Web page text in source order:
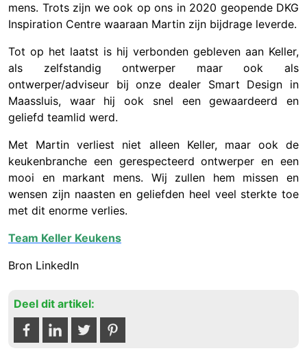
mens. Trots zijn we ook op ons in 2020 geopende DKG
Inspiration Centre waaraan Martin zijn bijdrage leverde.
Tot op het laatst is hij verbonden gebleven aan Keller,
als zelfstandig ontwerper maar ook als
ontwerper/adviseur bij onze dealer Smart Design in
Maassluis, waar hij ook snel een gewaardeerd en
geliefd teamlid werd.
Met Martin verliest niet alleen Keller, maar ook de
keukenbranche een gerespecteerd ontwerper en een
mooi en markant mens. Wij zullen hem missen en
wensen zijn naasten en geliefden heel veel sterkte toe
met dit enorme verlies.
Team Keller Keukens
Bron LinkedIn
Deel dit artikel: